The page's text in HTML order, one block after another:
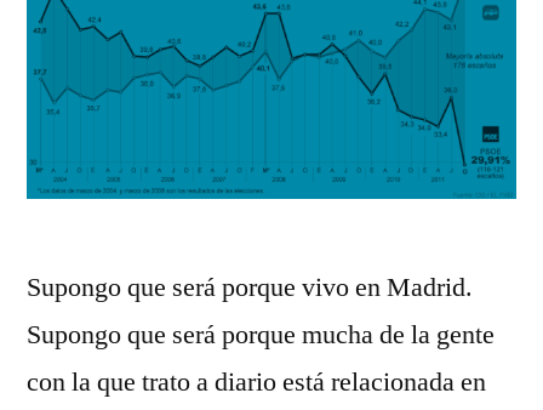
Supongo que será porque vivo en Madrid.
Supongo que será porque mucha de la gente
con la que trato a diario está relacionada en